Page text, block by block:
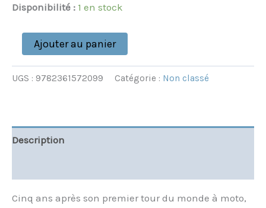
Disponibilité : 1 en stock
Ajouter au panier
UGS : 9782361572099 Catégorie : Non classé
Description
Cinq ans après son premier tour du monde à moto,